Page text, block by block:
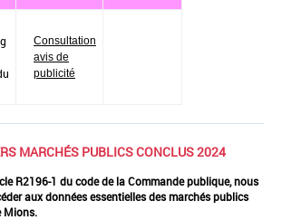
Consultation
avis de
publicité
MARCHÉS PUBLICS CONCLUS 2024
R2196-1 du code de la Commande publique, nous
aux données essentielles des marchés publics
Mions.